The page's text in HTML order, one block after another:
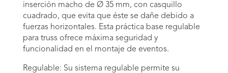
inserción macho de Ø 35 mm, con casquillo
cuadrado, que evita que éste se dañe debido a
fuerzas horizontales. Esta práctica base regulable
para truss ofrece máxima seguridad y
funcionalidad en el montaje de eventos.
Regulable: Su sistema regulable permite su